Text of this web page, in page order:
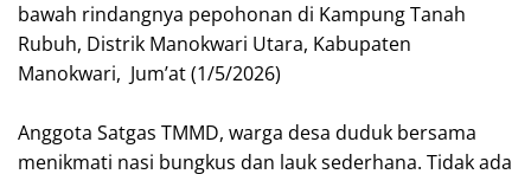
bawah rindangnya pepohonan di Kampung Tanah
Rubuh, Distrik Manokwari Utara, Kabupaten
Manokwari, Jum’at (1/5/2026)
‎Anggota Satgas TMMD, warga desa duduk bersama
menikmati nasi bungkus dan lauk sederhana. Tidak ada